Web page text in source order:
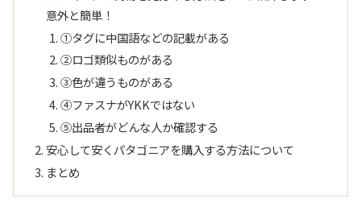
意外と簡単！
①タグに中国語などの記載がある
②ロゴ類似ものがある
③色が違うものがある
④ファスナがYKKではない
⑤出品者がどんな人か確認する
安心して安くパタゴニアを購入する方法について
まとめ